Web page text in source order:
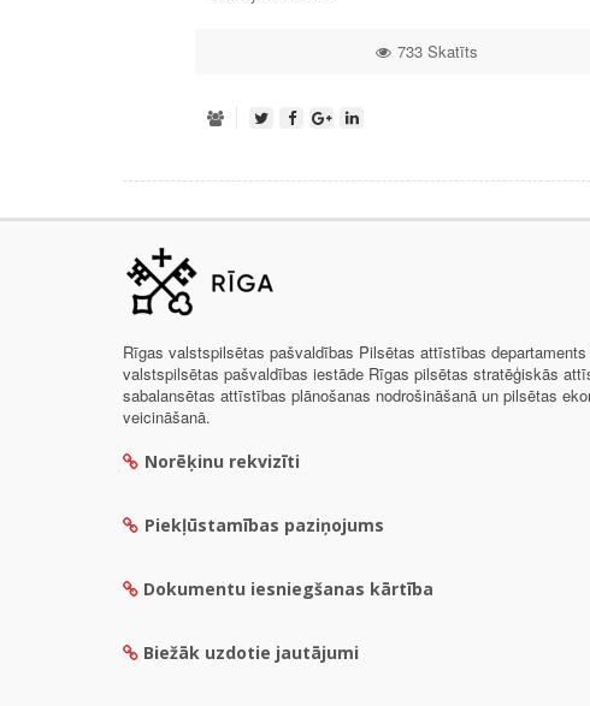
733 Skatīts
Rīgas valstspilsētas pašvaldības Pilsētas attīstības
valstspilsētas pašvaldības iestāde Rīgas pilsētas stratēģiskās
sabalansētas attīstības plānošanas nodrošināšanā un pilsētas
veicināšanā.
Norēķinu rekvizīti
Piekļūstamības paziņojums
Dokumentu iesniegšanas kārtība
Biežāk uzdotie jautājumi